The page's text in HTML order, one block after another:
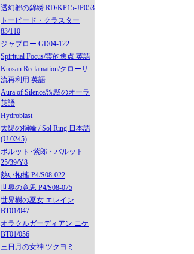
透幻郷の錦綉 RD/KP15-JP053
トーピード・クラスター
83/110
ジャブロー GD04-122
Spiritual Focus/霊的焦点 英語
Krosan Reclamation/クローサ
流再利用 英語
Aura of Silence/沈黙のオーラ
英語
Hydroblast
太陽の指輪 / Sol Ring 日本語
(U 0245)
ボルット･紫郎・バルット
25/39/Y8
熱い抱擁 P4/S08-022
世界の意思 P4/S08-075
世界樹の巫女 エレイン
BT01/047
オラクルガーディアン ニケ
BT01/056
三日月の女神 ツクヨミ